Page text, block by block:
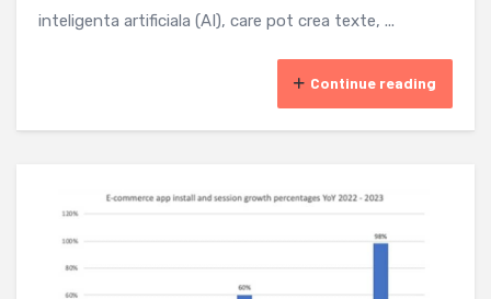
inteligenta artificiala (AI), care pot crea texte, ...
Continue reading